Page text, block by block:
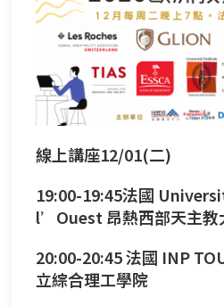
線上講座12/01(二)
19:00-19:45法國
l’Ouest 昂熱西部天主教
20:00-20:45 法國 INP
立綜合理工學院